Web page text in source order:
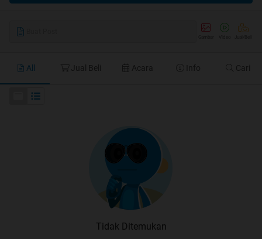
All Jual Beli Acara Info Cari
Tidak Ditemukan